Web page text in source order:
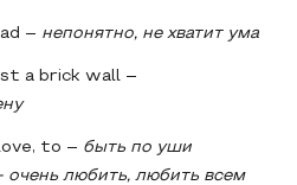
– непонятно, не хватит ума
a brick wall –
to – быть по уши
любить, любить всем